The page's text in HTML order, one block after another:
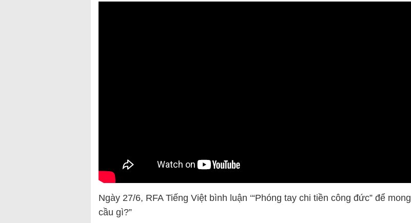
Ngày 27/6, RFA Tiếng Việt bình luận ‘“Phóng tay chi tiền công đức” để mong
cầu gì?”